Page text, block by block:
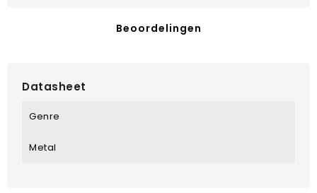
Beoordelingen
Datasheet
Genre
Metal